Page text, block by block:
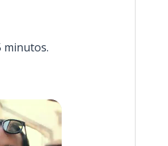
minutos.